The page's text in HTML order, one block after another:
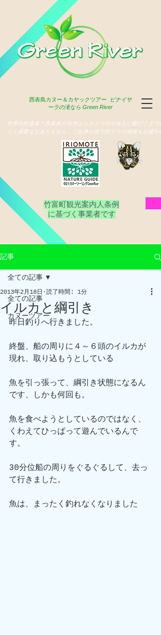
西表島カヌー＆カヤックツアー
ピナイサ
ーラの滝なら Green River
竹富町観光案内人条例
​に基づく事業者です
世界自然遺産？西表島の自然はユネスコの小役人に媚びてまで
だく必要などありません、ご自身の目で肌でその価値をお確か
記事
全ての記事
カヌーツアー
全ての記事
イルカと綱引き
2013年2月18日 読了時間: 1分
昨日釣りへ行きました。
終盤、船の周りに４～６頭のイルカが
現れ、取り込もうとしている
魚を引っ張って、綱引き状態になるん
です、しかも何回も。
魚を食べようとしているのではなく、
くわえてひっぱって遊んでいるんで
す。
30分位船の周りをぐるぐるして、去っ
て行きました。
魚は、まったく釣れなくなりました